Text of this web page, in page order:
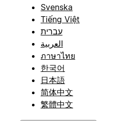
Svenska
Tiếng Việt
עברית
العربية
ภาษาไทย
한국어
日本語
简体中文
繁體中文